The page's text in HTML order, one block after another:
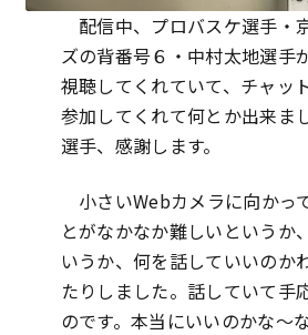
配信中、プロバスケ選手・
ズの背番号６・中村太地選手
視聴してくれていて、チャッ
参加してくれて何とか出来ま
選手、感謝します。
小さいWebカメラに向かっ
とがなかなか難しいというか
いうか、何を話していいのか
たりしました。話していて手
のです。本当にいいのかな〜